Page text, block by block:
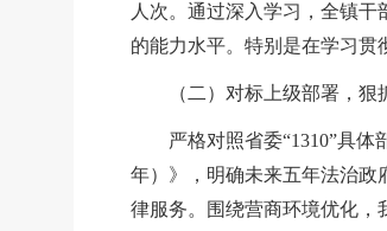
人次。通过深入学习，全镇
的能力水平。特别是在学习贯
（二）对标上级部署，狠
严格对照省委“1310”具体
年）》，明确未来五年法治政
律服务。围绕营商环境优化，